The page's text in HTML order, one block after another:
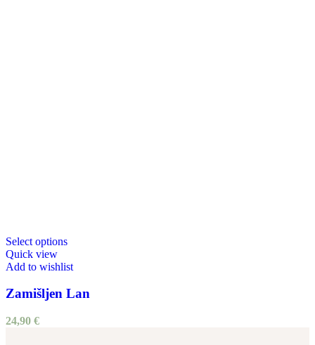
Select options
Quick view
Add to wishlist
Zamišljen Lan
24,90 €